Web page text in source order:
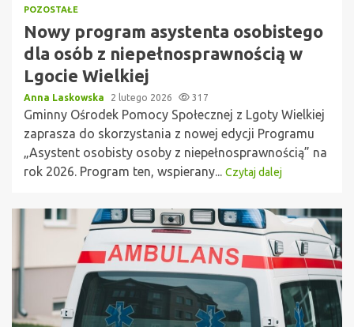
POZOSTAŁE
Nowy program asystenta osobistego
dla osób z niepełnosprawnością w
Lgocie Wielkiej
Anna Laskowska 2 lutego 2026 317
Gminny Ośrodek Pomocy Społecznej z Lgoty Wielkiej
zaprasza do skorzystania z nowej edycji Programu
„Asystent osobisty osoby z niepełnosprawnością” na
rok 2026. Program ten, wspierany... Czytaj dalej